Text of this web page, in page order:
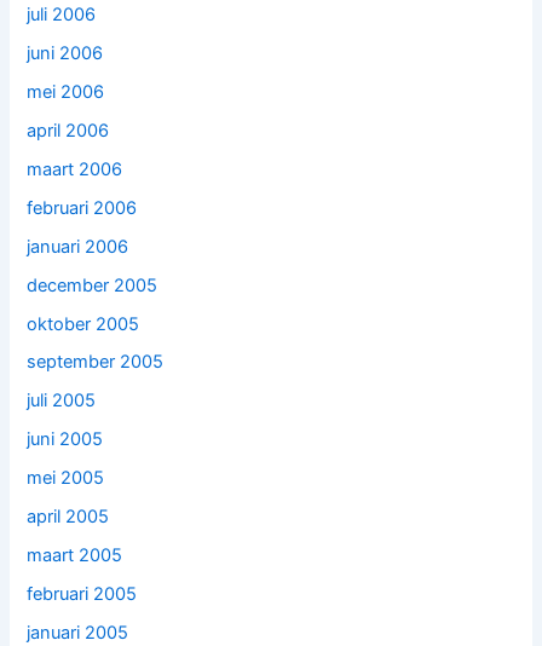
juli 2006
juni 2006
mei 2006
april 2006
maart 2006
februari 2006
januari 2006
december 2005
oktober 2005
september 2005
juli 2005
juni 2005
mei 2005
april 2005
maart 2005
februari 2005
januari 2005